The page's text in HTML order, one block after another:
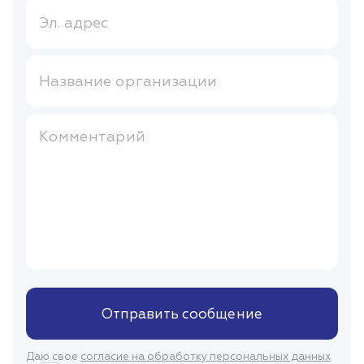
Эл. адрес
Название организации
Комментарий
Отправить сообщение
Даю свое согласие на обработку персональных данных